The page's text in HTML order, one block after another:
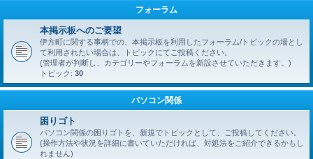
フォーラム
本掲示板へのご要望
伊方町に関する事柄での、本掲示板を利用したフォーラム/トピックの場とし
て利用されたい場合は、トピックにてご投稿ください。
(管理者が判断し、カテゴリーやフォーラムを新設させていただきます。)
トピック: 30
パソコン関係
困りゴト
パソコン関係の困りゴトを、新規でトピックとして、ご投稿してください。
(操作方法や状況を詳細に書いていただければ、対処法をご紹介できるかもし
れません)